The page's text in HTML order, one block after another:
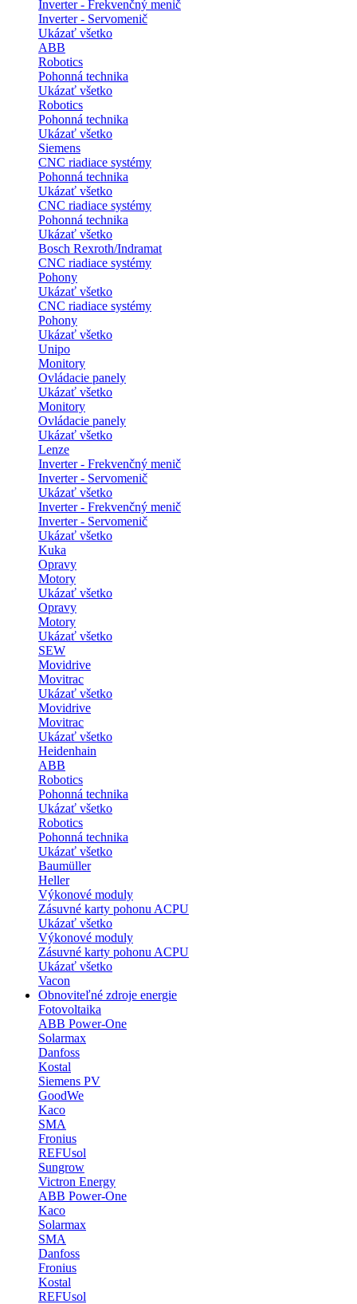
Inverter - Frekvenčný menič
Inverter - Servomenič
Ukázať všetko
ABB
Robotics
Pohonná technika
Ukázať všetko
Robotics
Pohonná technika
Ukázať všetko
Siemens
CNC riadiace systémy
Pohonná technika
Ukázať všetko
CNC riadiace systémy
Pohonná technika
Ukázať všetko
Bosch Rexroth/Indramat
CNC riadiace systémy
Pohony
Ukázať všetko
CNC riadiace systémy
Pohony
Ukázať všetko
Unipo
Monitory
Ovládacie panely
Ukázať všetko
Monitory
Ovládacie panely
Ukázať všetko
Lenze
Inverter - Frekvenčný menič
Inverter - Servomenič
Ukázať všetko
Inverter - Frekvenčný menič
Inverter - Servomenič
Ukázať všetko
Kuka
Opravy
Motory
Ukázať všetko
Opravy
Motory
Ukázať všetko
SEW
Movidrive
Movitrac
Ukázať všetko
Movidrive
Movitrac
Ukázať všetko
Heidenhain
ABB
Robotics
Pohonná technika
Ukázať všetko
Robotics
Pohonná technika
Ukázať všetko
Baumüller
Heller
Výkonové moduly
Zásuvné karty pohonu ACPU
Ukázať všetko
Výkonové moduly
Zásuvné karty pohonu ACPU
Ukázať všetko
Vacon
Obnoviteľné zdroje energie
Fotovoltaika
ABB Power-One
Solarmax
Danfoss
Kostal
Siemens PV
GoodWe
Kaco
SMA
Fronius
REFUsol
Sungrow
Victron Energy
ABB Power-One
Kaco
Solarmax
SMA
Danfoss
Fronius
Kostal
REFUsol